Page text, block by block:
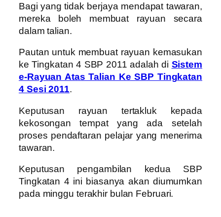
Bagi yang tidak berjaya mendapat tawaran,
mereka boleh membuat rayuan secara
dalam talian.
Pautan untuk membuat rayuan kemasukan
ke Tingkatan 4 SBP 2011 adalah di Sistem
e-Rayuan Atas Talian Ke SBP Tingkatan
4 Sesi 2011.
Keputusan rayuan tertakluk kepada
kekosongan tempat yang ada setelah
proses pendaftaran pelajar yang menerima
tawaran.
Keputusan pengambilan kedua SBP
Tingkatan 4 ini biasanya akan diumumkan
pada minggu terakhir bulan Februari.